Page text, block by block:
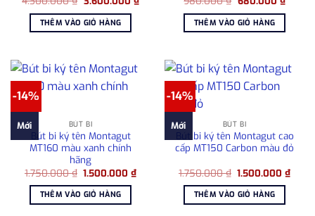
là:
4.300.000 ₫.
THÊM VÀO GIỎ HÀNG là:
980.000 ₫.
THÊM VÀO GIỎ HÀNG
-14%
Mới BÚT BI
Bút bi ký tên Montagut
MT160 màu xanh chính
hãng
1.750.000₫ Giá
là:
1.750.000 ₫.
1.500.000₫Giá
hiện
1.500.000 ₫.
THÊM VÀO GIỎ HÀNG
-14%
Mới BÚT BI
Bút bi ký tên Montagut cao
cấp MT150 Carbon màu đỏ
1.750.000₫ Giá
là:
1.750.000 ₫.
1.500.000₫Giá
hiện
THÊM VÀO GIỎ HÀNG